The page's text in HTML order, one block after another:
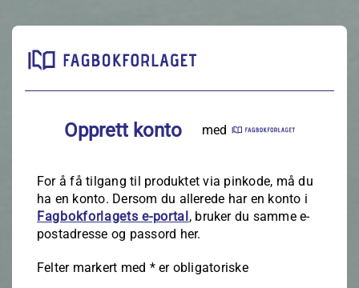
Opprett konto med
For å få tilgang til produktet via pinkode, må du
ha en konto. Dersom du allerede har en konto i
Fagbokforlagets e‑portal, bruker du samme e-
postadresse og passord her.
Felter markert med *er obligatoriske